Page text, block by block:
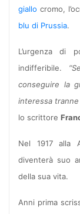
giallo cromo,
blu di Prussia.
L’urgenza di
indifferibile.
conseguire la
interessa
lo scrittore
Nel 1917 alla
diventerà suo
della sua vita.
Anni prima